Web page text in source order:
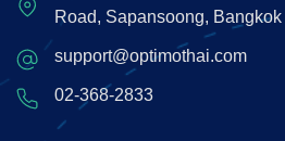
Road, Sapansoong,
support@optimothai.com
02-368-2833